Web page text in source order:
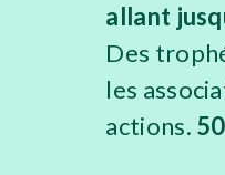
allant
Des
les
actions.